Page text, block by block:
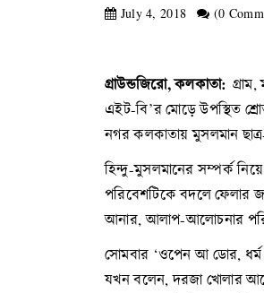
July 4, 2018 (0
গ্রাউন্ডজিরো, কলকাতা:
এইট-বি’র মোড়ে উপস্থিত
নগর কলকাতায় মুসলমান ছাত্র-
হিন্দু-মুসলমানের সম্পর্ক
পরিবেশটিকে বদলে ফেলার
আনার, আলাপ-আলোচনার
সোমবার ‘ওপেন আ ডোর, ধর্ম
যখন বলেন, দরজা খোলার